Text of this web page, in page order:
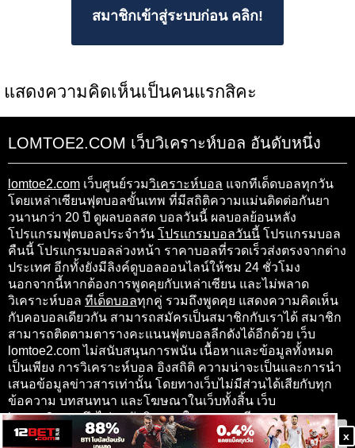
สมาชิกเข้าสู่ระบบก่อน คลิก!
แสดงความคิดเห็นเป็นคนแรกสิคะ
LOMTOE2.COM เว็บวิเคราะห์บอล อันดับหนึ่ง
lomtoe2.com เว็บศูนย์รวมวิเคราะห์บอล แจกทีเด็ดบอลทุกวัน
โดยเหล่าเซียนฟุตบอลขั้นเทพ ที่มีสถิติความแม่นติดต่อกันยา
วนานกว่า 20 ปี ดูผลบอลสด บอลวันนี้ ผลบอลย้อนหลัง
โปรแกรมฟุตบอลประจำวัน โปรแกรมบอลวันนี้ โปรแกรมบอล
คืนนี้ โปรแกรมบอลล่วงหน้า ราคาบอลที่รวดเร็วส่งตรงจากต่าง
ประเทศ อีกทั้งยังมีลิงค์ดูบอลออนไลน์ให้ชม 24 ชั่วโมง
นอกจากนี้หากต้องการพูดคุยกับเหล่าเซียน และไม่พลาด
วิเคราะห์บอล ทีเด็ดบอลทุกคู่ รวมถึงพูดคุย แสดงความคิดเห็น
กับคอบอลเดียวกัน สามารถสมัครเป็นสมาชิกกับเราได้ สมาชิก
สามารถติดตามตารางคะแนนฟุตบอลลีกดังได้อีกด้วย เว็บ
lomtoe2.com ไม่สนับสนุนการพนัน เนื้อหาและข้อมูลทั้งหมด
เป็นเพียง การวิเคราะห์บอล อิงสถิติ ความน่าจะเป็นและการนำ
เสนอข้อมูลข่าวสารเท่านั้น โดยทางเว็บไม่มีส่วนได้เสียกับทุก
ข้อความ บทสนทนา และโฆษณาในเว็บทั้งสิ้น เว็บ
lomtoe2.com จึงไม่ขอรับผิดชอบในทุกๆ กรณี
x